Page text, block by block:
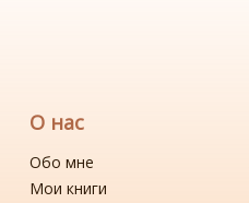
О нас
Обо мне
Мои книги